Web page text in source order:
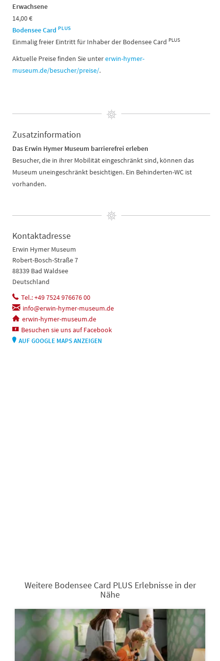
Erwachsene
14,00 €
Bodensee Card PLUS
Einmalig freier Eintritt für Inhaber der Bodensee Card PLUS
Aktuelle Preise finden Sie untererwin-hymer-
museum.de/besucher/preise/.
Zusatzinformation
Das Erwin Hymer Museum barrierefrei erleben
Besucher, die in ihrer Mobilität eingeschränkt sind, können das
Museum uneingeschränkt besichtigen. Ein Behinderten-WC ist
vorhanden.
Kontaktadresse
Erwin Hymer Museum
Robert-Bosch-Straße 7
88339 Bad Waldsee
Deutschland
Tel.: +49 7524 976676 00
info@erwin-hymer-museum.de
erwin-hymer-museum.de
Besuchen sie uns auf Facebook
AUF GOOGLE MAPS ANZEIGEN
Weitere Bodensee Card PLUS Erlebnisse in der
Nähe